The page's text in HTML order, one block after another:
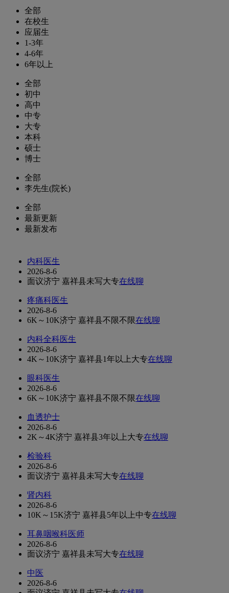
全部
在校生
应届生
1-3年
4-6年
6年以上
全部
初中
高中
中专
大专
本科
硕士
博士
全部
李先生(院长)
全部
最新更新
最新发布
内科医生
2026-8-6
面议济宁 嘉祥县未写大专在线聊
疼痛科医生
2026-8-6
6K～10K济宁 嘉祥县不限不限在线聊
内科全科医生
2026-8-6
4K～10K济宁 嘉祥县1年以上大专在线聊
眼科医生
2026-8-6
6K～10K济宁 嘉祥县不限不限在线聊
血透护士
2026-8-6
2K～4K济宁 嘉祥县3年以上大专在线聊
检验科
2026-8-6
面议济宁 嘉祥县未写大专在线聊
肾内科
2026-8-6
10K～15K济宁 嘉祥县5年以上中专在线聊
耳鼻咽喉科医师
2026-8-6
面议济宁 嘉祥县未写大专在线聊
中医
2026-8-6